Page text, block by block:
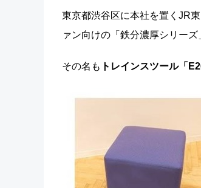
東京都渋谷区に本社を置くJR
ァン向けの「鉄分濃厚シリー
その名も トレインスツール「